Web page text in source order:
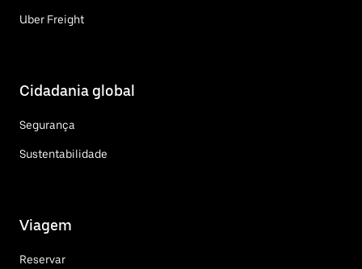
Uber Freight
Cidadania global
Segurança
Sustentabilidade
Viagem
Reservar